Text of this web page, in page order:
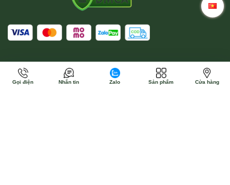
Gọi điện Nhắn tin Zalo Sản phẩm Cửa hàng